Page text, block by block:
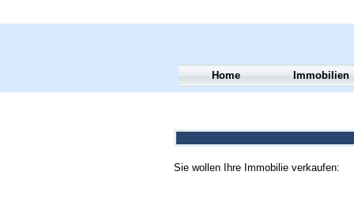
Sie wollen Ihre Immobilie verkaufen:
Home Immobilien